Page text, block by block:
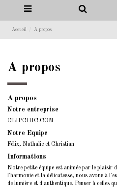
Accueil A propos
A propos
A propos
Notre entreprise
CLIPCHIC.COM
Notre Equipe
Félix, Nathalie et Christian
Informations
Notre petite équipe est animée par le plaisir
l'harmonie et la délicatesse, nous avons à
de lumière et d'authentique. Penser à celles